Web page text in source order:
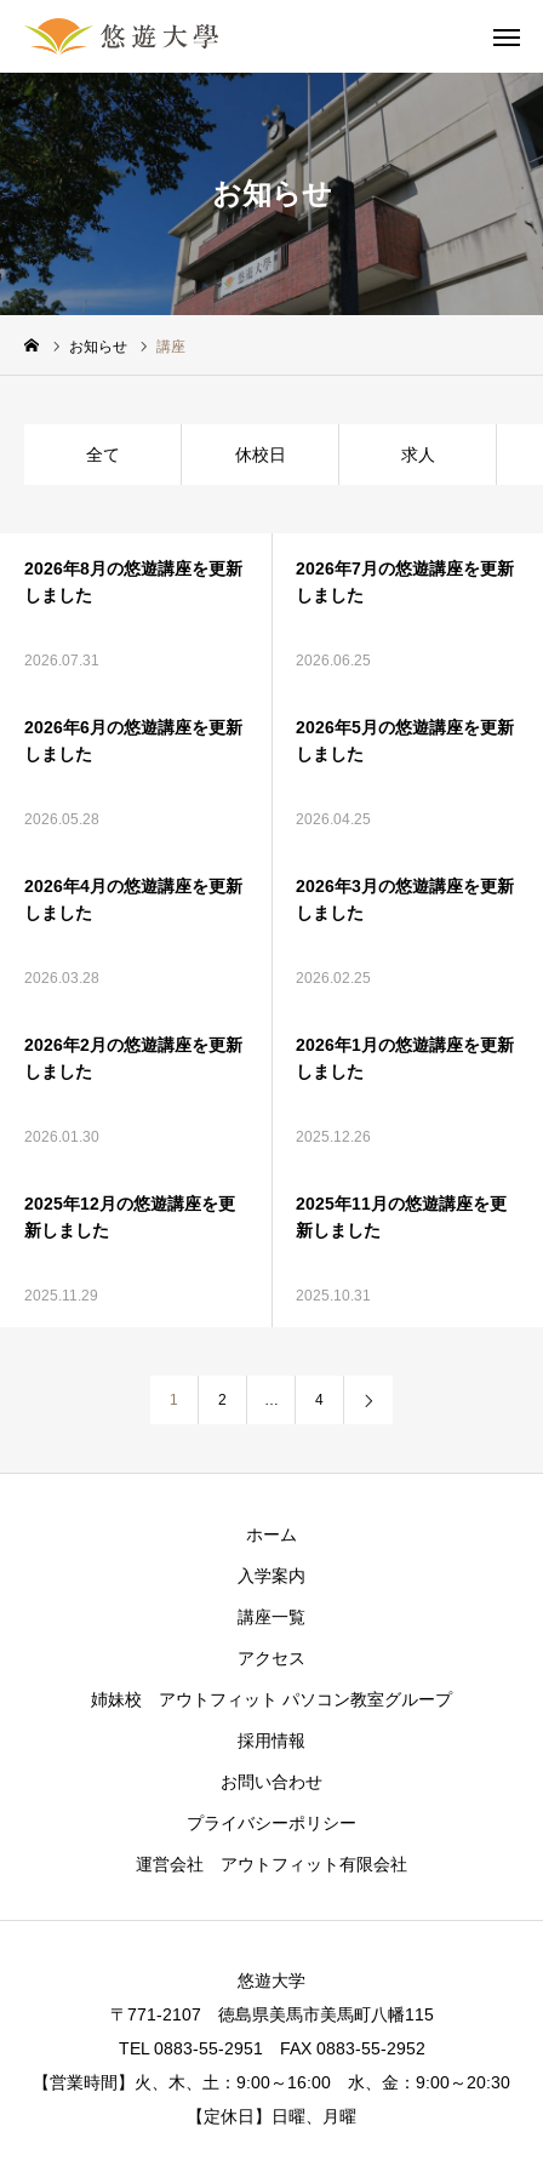
お知らせ
お知らせ 講座
全て 休校日 求人
2026年8月の悠遊講座を更新
しました
2026.07.31
2026年7月の悠遊講座を更新
しました
2026.06.25
2026年6月の悠遊講座を更新
しました
2026.05.28
2026年5月の悠遊講座を更新
しました
2026.04.25
2026年4月の悠遊講座を更新
しました
2026.03.28
2026年3月の悠遊講座を更新
しました
2026.02.25
2026年2月の悠遊講座を更新
しました
2026.01.30
2026年1月の悠遊講座を更新
しました
2025.12.26
2025年12月の悠遊講座を更
新しました
2025.11.29
2025年11月の悠遊講座を更
新しました
2025.10.31
1 2 … 4
ホーム
入学案内
講座一覧
アクセス
姉妹校 アウトフィット パソコン教室グループ
採用情報
お問い合わせ
プライバシーポリシー
運営会社 アウトフィット有限会社
悠遊大学
〒771-2107 徳島県美馬市美馬町八幡115
TEL 0883-55-2951 FAX 0883-55-2952
【営業時間】火、木、土：9:00～16:00 水、金：9:00～20:30
【定休日】日曜、月曜
問合せ マップ
採用情報 講座一覧
ホーム
入学案内
アクセス
お知らせ